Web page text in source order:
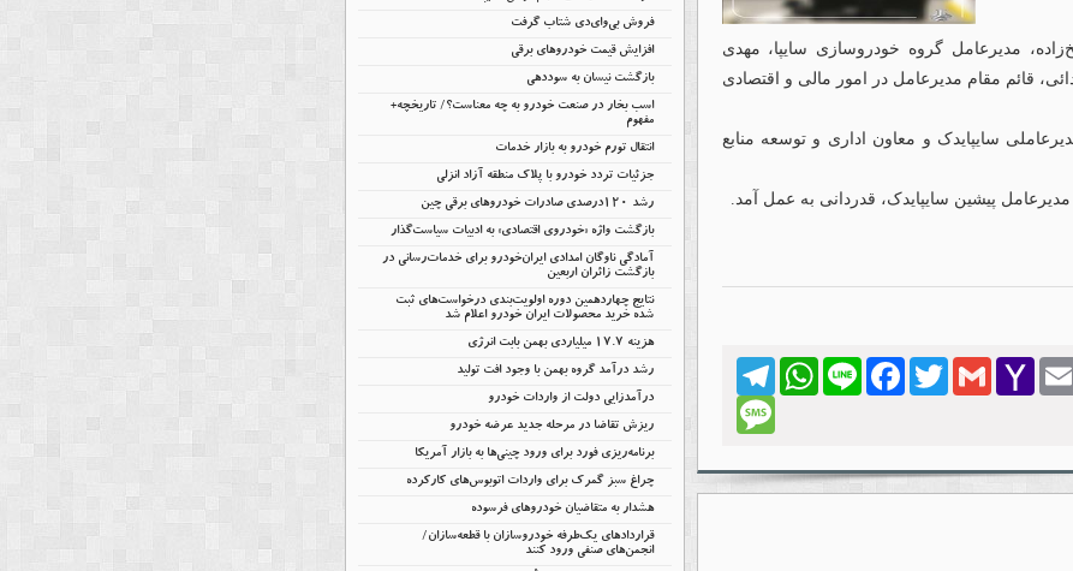
مدیرعامل گروه خودروسازی سایپا، مهدی
قائم مقام مدیرعامل در امور مالی و اقتصادی
سایپایدک و معاون اداری و توسعه منابع
پیشین سایپایدک، قدردانی به عمل آمد.
TelegramWhatsApp LineFacebook Twitter Gmail
Yahoo
Email
Message
فروش بی‌وای‌دی شتاب گرفت
افزایش قیمت خودروهای برقی
بازگشت نیسان به سوددهی
اسب بخار در صنعت خودرو به چه معناست؟/ تاریخچه+
مفهوم
انتقال تورم خودرو به بازار خدمات
جزئیات تردد خودرو با پلاک منطقه آزاد انزلی
رشد ۱۲۰درصدی صادرات خودروهای برقی چین
بازگشت واژه «خودروی اقتصادی» به ادبیات سیاست‌گذار
آمادگی ناوگان امدادی ایران‌خودرو برای خدمات‌رسانی در
بازگشت زائران اربعین
نتایج چهاردهمین دوره اولویت‌بندی درخواست‌های ثبت
شده خرید محصولات ایران خودرو اعلام شد
هزینه ۱۷.۷ میلیاردی بهمن بابت انرژی
رشد درآمد گروه بهمن با وجود افت تولید
درآمدزایی دولت از واردات خودرو
ریزش تقاضا در مرحله جدید عرضه خودرو
برنامه‌ریزی فورد برای ورود چینی‌ها به بازار آمریکا
چراغ سبز گمرک برای واردات اتوبوس‌های کارکرده
هشدار به متقاضیان خودروهای فرسوده
قراردادهای یک‌طرفه خودروسازان با قطعه‌سازان/
انجمن‌های صنفی ورود کنند